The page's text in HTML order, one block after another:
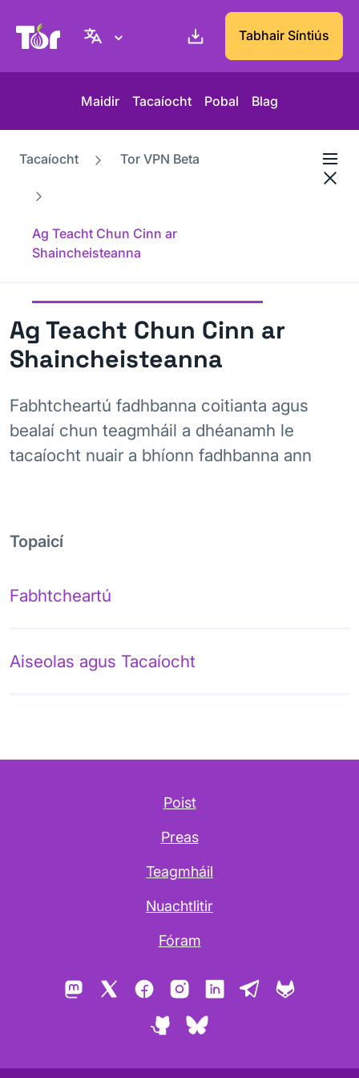
Suíomh Gréasáin Thionscadal TorTabhair Síntiús
Maidir Tacaíocht Pobal Blag
Tacaíocht Tor VPN Beta
Ag Teacht Chun Cinn ar
Shaincheisteanna
Ag Teacht Chun Cinn ar
Shaincheisteanna
Fabhtcheartú fadhbanna coitianta agus
bealaí chun teagmháil a dhéanamh le
tacaíocht nuair a bhíonn fadhbanna ann
Topaicí
Fabhtcheartú
Aiseolas agus Tacaíocht
Poist
Preas
Teagmháil
Nuachtlitir
Fóram
Mastodon FacebookInstagramLinkedInTelegram
GitHubBluesky